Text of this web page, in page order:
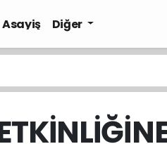
Asayiş Diğer